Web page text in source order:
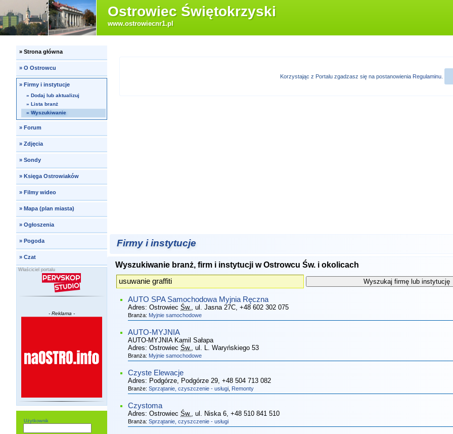
Ostrowiec Świętokrzyski
www.ostrowiecnr1.pl
» Strona główna
» O Ostrowcu
»Firmy i instytucje
» Dodaj lub aktualizuj
» Lista branż
» Wyszukiwanie
» Forum
» Zdjęcia
» Sondy
» Księga Ostrowiaków
» Filmy wideo
» Mapa (plan miasta)
» Ogłoszenia
» Pogoda
» Czat
Właściciel portalu
- Reklama -
Użytkownik
Korzystając z Portalu zgadzasz się na postanowienia Regulaminu
Firmy i instytucje
Wyszukiwanie branż, firm i instytucji w Ostrowcu Św. i okolicach
AUTO SPA Samochodowa Myjnia Ręczna
Adres: Ostrowiec Św., ul. Jasna 27C, +48 602 302 075
Branża: Myjnie samochodowe
AUTO-MYJNIA
AUTO-MYJNIA Kamil Sałapa
Adres: Ostrowiec Św., ul. L. Waryńskiego 53
Branża: Myjnie samochodowe
Czyste Elewacje
Adres: Podgórze, Podgórze 29, +48 504 713 082
Branże: Sprzątanie, czyszczenie - usługi Remonty
Czystoma
Adres: Ostrowiec Św., ul. Niska 6, +48 510 841 510
Branża: Sprzątanie, czyszczenie - usługi